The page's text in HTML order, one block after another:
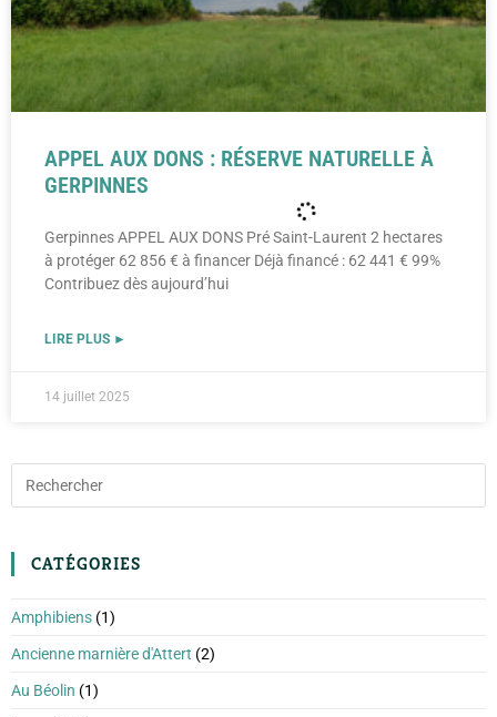
APPEL AUX DONS : RÉSERVE NATURELLE À
GERPINNES
Gerpinnes APPEL AUX DONS Pré Saint-Laurent 2 hectares
à protéger 62 856 € à financer Déjà financé : 62 441 € 99%
Contribuez dès aujourd’hui
LIRE PLUS ►
14 juillet 2025
CATÉGORIES
Amphibiens (1)
Ancienne marnière d'Attert (2)
Au Béolin (1)